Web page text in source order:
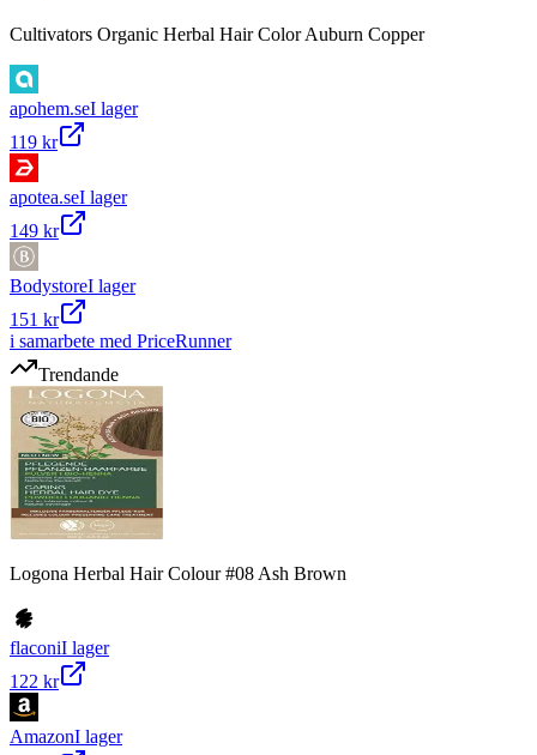
Cultivators Organic Herbal Hair Color Auburn Copper
apohem.seI lager
119 kr
apotea.seI lager
149 kr
BodystoreI lager
151 kr
i samarbete med PriceRunner
Trendande
Logona Herbal Hair Colour #08 Ash Brown
flaconiI lager
122 kr
AmazonI lager